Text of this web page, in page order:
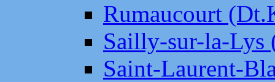
Rumaucourt
Sailly-sur-la-Lys
Saint-Laurent-